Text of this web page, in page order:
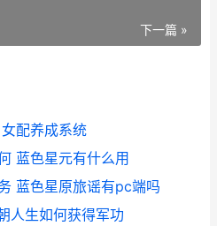
下一篇 »
配养成系统
蓝色星元有什么用
蓝色星原旅谣有pc端吗
人生如何获得军功